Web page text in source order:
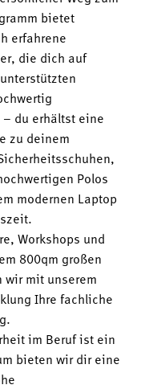
bietet
erfahrene
die dich auf
– du erhältst eine
zu deinem
Polos
modernen Laptop
Workshops und
800qm großen
wir mit unserem
Ihre fachliche
im Beruf ist ein
bieten wir dir eine